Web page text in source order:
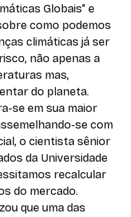
Globais” e
como podemos
climáticas já ser
não apenas a
mas,
do planeta.
se em sua maior
se com
o cientista sênior
da Universidade
recalcular
do mercado.
que uma das